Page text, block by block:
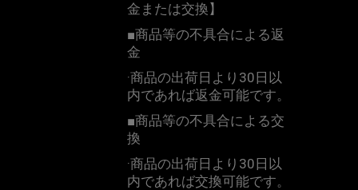
金または交換】
■商品等の不具合による返
金
·商品の出荷日より 30 日以
内であれば返金可能です。
■商品等の不具合による交
換
·商品の出荷日より 30 日以
内であれば交換可能です。